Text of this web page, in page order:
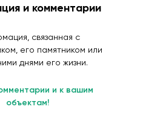
и комментарии
связанная с
его памятником или
днями его жизни.
и к вашим
объектам!